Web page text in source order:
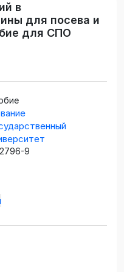
в
для посева и
для СПО
9